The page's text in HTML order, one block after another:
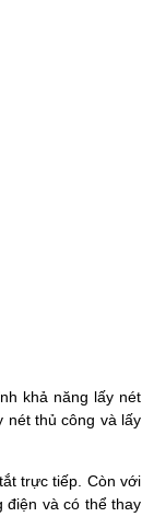
khả năng lấy nét
nét thủ công và lấy
trực tiếp. Còn với
điện và có thể thay